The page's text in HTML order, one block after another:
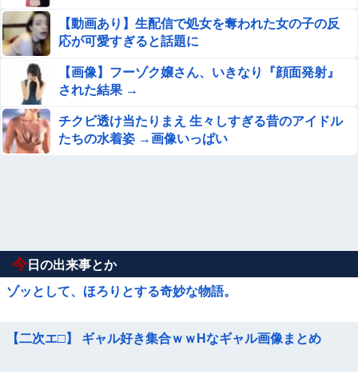
【動画あり】生配信で処女を奪われた女の子の反
応が可愛すぎると話題に
【画像】フーゾク嬢さん、いきなり『顔面発射』
された結果 →
チクビ透け当たりまえ 生々しすぎる昔のアイドル
たちの水着姿 →画像いっぱい
今 日の出来事とか
ゾッとして、ほろりとする奇妙な物語。
【二次エ□】 ギャル好き集合ｗｗHなギャル画像まとめ